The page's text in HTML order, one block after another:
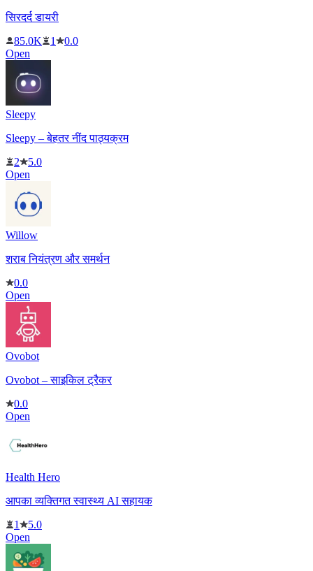
सिरदर्द डायरी
85.0K
1
0.0
Open
Sleepy
Sleepy – बेहतर नींद पाठ्यक्रम
2
5.0
Open
Willow
शराब नियंत्रण और समर्थन
0.0
Open
Ovobot
Ovobot – साइकिल ट्रैकर
0.0
Open
Health Hero
आपका व्यक्तिगत स्वास्थ्य AI सहायक
1
5.0
Open